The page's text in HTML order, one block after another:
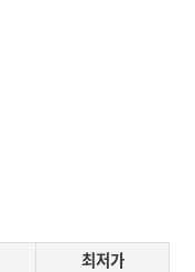
최저가